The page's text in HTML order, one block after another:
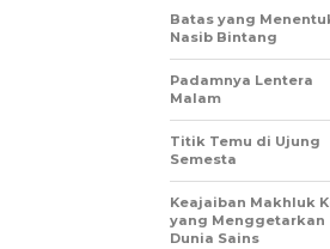
Batas yang
Nasib Bintang
Padamnya Lentera
Malam
Titik Temu di Ujung
Semesta
Keajaiban Makhluk
yang Menggetarkan
Dunia Sains